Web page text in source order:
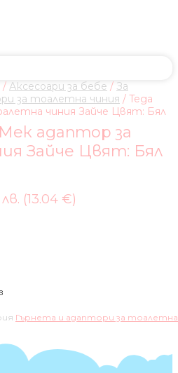
/ Аксесоари за бебе / За
за тоалетна чиния / Tega
чиния Зайче Цвят: Бял
адаптор за
Зайче Цвят: Бял
(13.04 €)
Гърнета и адаптори за тоалетна